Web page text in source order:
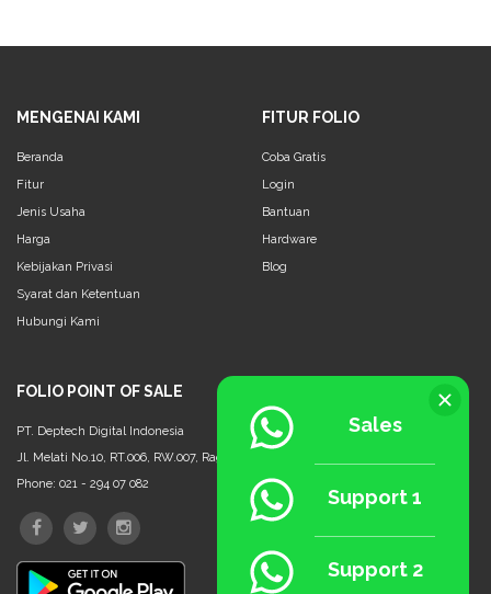
MENGENAI KAMI
Beranda
Fitur
Jenis Usaha
Harga
Kebijakan Privasi
Syarat dan Ketentuan
Hubungi Kami
FITUR FOLIO
Coba Gratis
Login
Bantuan
Hardware
Blog
FOLIO POINT OF SALE
PT. Deptech Digital Indonesia
Jl. Melati No.10, RT.006, RW.007, Ragunan, Ps. Minggu, Jakarta Selatan - 12550
Phone: 021 - 294 07 082
Sales
Support 1
Support 2